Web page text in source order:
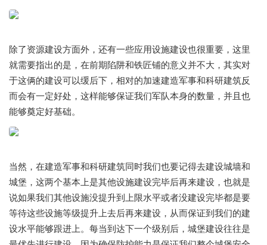
除了资源建设方面外，还有一些应用设施建设也很重要，这里
就需要指出的是，在前期陷阱和铁匠铺的意义并不大，其实对
于这俩的建设可以缓后下，相对的加速建造军事和科研建筑反
而会有一定好处，这样能够保证我们军队本身的数量，并且也
能够奠定好基础。
当然，在建造军事和科研建筑同时我们也要记得去建设城墙和
城堡，这两个基本上是其他设施建设完毕后再来建设，也就是
说如果我们其他设施没提升到上限水平或者没建设完毕都是要
等待这些设施等级提升上去后再来建设，从而保证到我们的建
设水平能够跟进上。每当到达下一个级别后，城堡建设往往是